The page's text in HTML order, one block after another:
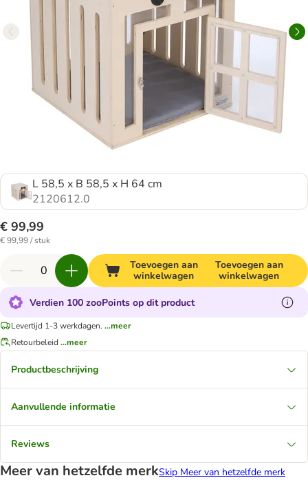
L 58,5 x B 58,5 x H 64 cm
2120612.0
€ 99,99
€ 99,99 / stuk
Toevoegen aan
winkelwagen
Toevoegen aan
winkelwagen
Verdien 100 zooPoints op dit product
Levertijd 1-3 werkdagen. ...meer
Retourbeleid ...meer
Productbeschrijving
Aanvullende informatie
Reviews
Meer van hetzelfde merkSkip Meer van hetzelfde merk